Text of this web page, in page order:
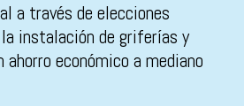
a través de elecciones
instalación de griferías y
económico a mediano